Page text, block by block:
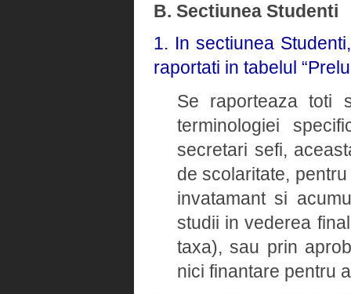
B. Sectiunea Studenti
1. In sectiunea
raportati in tabelul
Se raporteaza toti
terminologiei
secretari sefi,
de scolaritate,
invatamant si
studii in vederea
taxa), sau prin
nici finantare pentru